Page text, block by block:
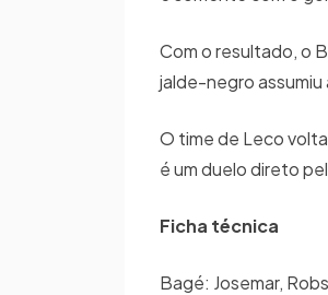
Com o resultado, o
jalde-negro assumiu
O time de Leco
é um duelo direto
Ficha técnica
Bagé: Josemar,